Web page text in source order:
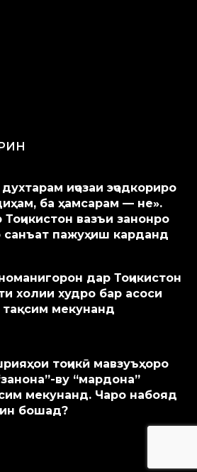
иҷозаи эҷодкориро
ба ҳамсарам — не».
Тоҷикистон вазъи занонро
санъат пажуҳиш карданд
дар Тоҷикистон
холии худро бар асоси
тақсим мекунанд
тоҷикӣ мавзуъҳоро
ву “мардона”
мекунанд. Чаро набояд
бошад?